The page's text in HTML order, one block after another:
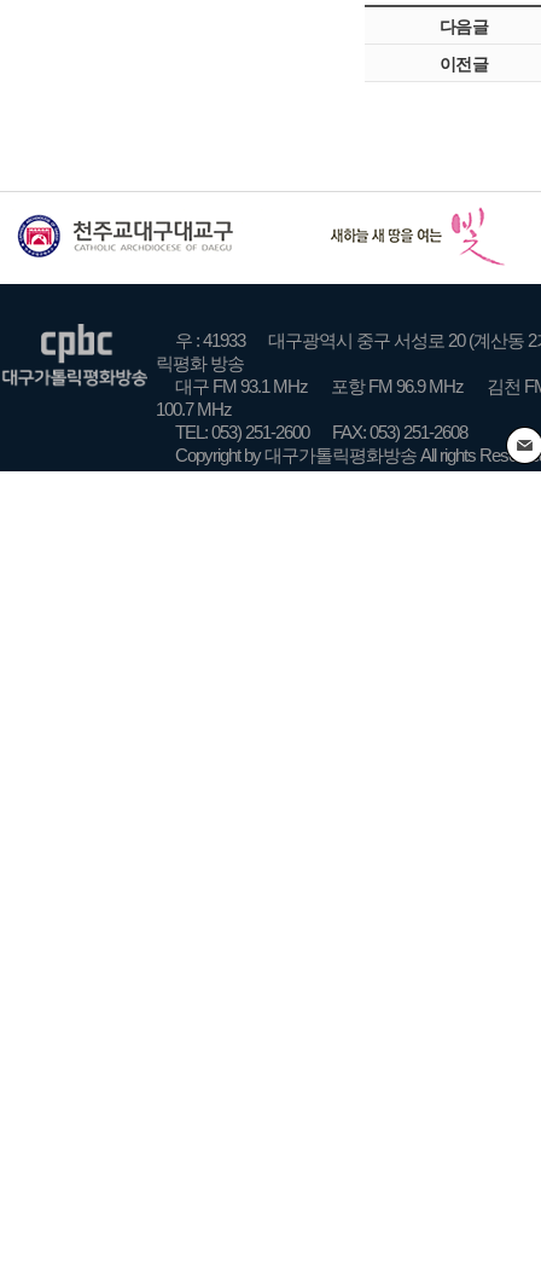
다음글
이전글
우 : 41933
대구광역시 중구 서성로 20 (계산동 2
릭평화 방송
대구 FM 93.1 MHz
포항 FM 96.9 MHz
김천
100.7 MHz
TEL: 053) 251-2600
FAX: 053) 251-2608
Copyright by 대구가톨릭평화방송 All rights